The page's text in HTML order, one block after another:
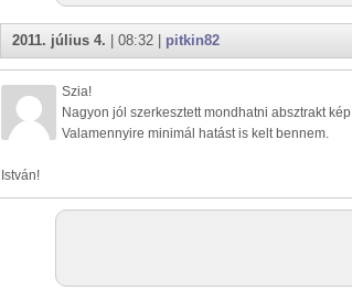
2011. július 4. | 08:32 | pitkin82
Szia!
Nagyon jól szerkesztett mondhatni absztrakt
Valamennyire minimál hatást is kelt bennem.
István!